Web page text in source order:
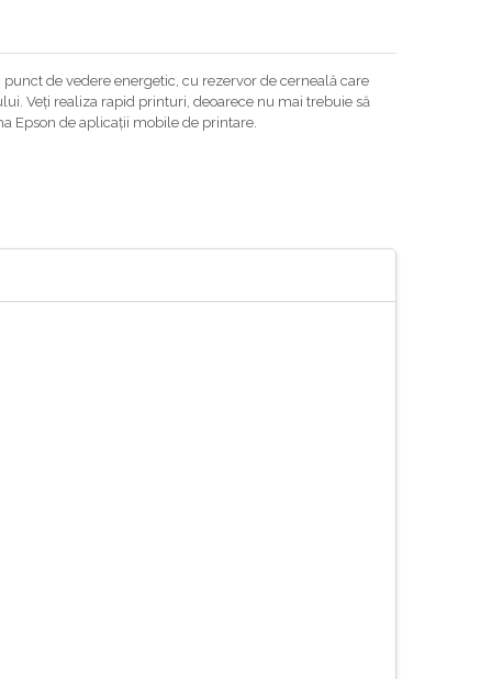
de vedere energetic, cu rezervor de cerneală care
Veți realiza rapid printuri, deoarece nu mai trebuie să
Epson de aplicații mobile de printare.